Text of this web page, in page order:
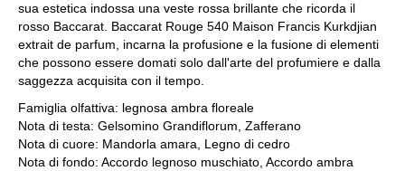
sua estetica indossa una veste rossa brillante che ricorda il
rosso Baccarat. Baccarat Rouge 540 Maison Francis Kurkdjian
extrait de parfum, incarna la profusione e la fusione di elementi
che possono essere domati solo dall'arte del profumiere e dalla
saggezza acquisita con il tempo.
Famiglia olfattiva: legnosa ambra floreale
Nota di testa: Gelsomino Grandiflorum, Zafferano
Nota di cuore: Mandorla amara, Legno di cedro
Nota di fondo: Accordo legnoso muschiato, Accordo ambra